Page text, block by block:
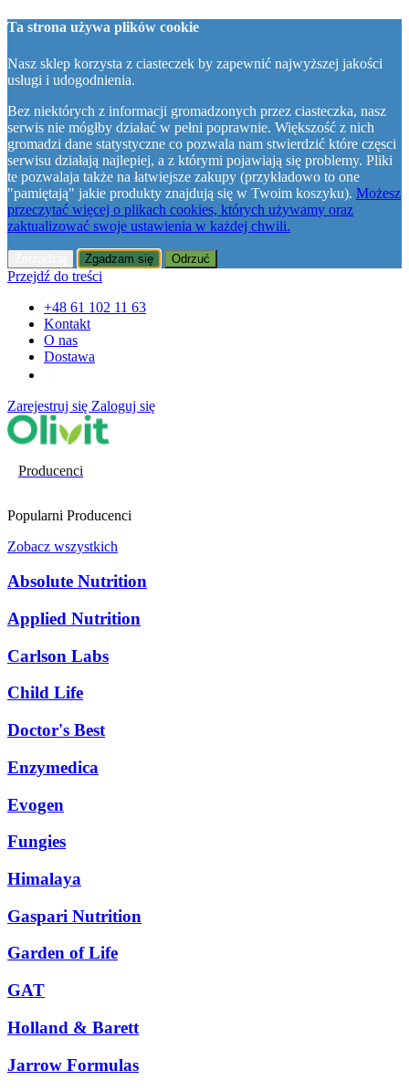
Ta strona używa plików cookie
Nasz sklep korzysta z ciasteczek by zapewnić najwyższej jakości
usługi i udogodnienia.
Bez niektórych z informacji gromadzonych przez ciasteczka, nasz
serwis nie mógłby działać w pełni poprawnie. Większość z nich
gromadzi dane statystyczne co pozwala nam stwierdzić które częsci
serwisu działają najlepiej, a z którymi pojawiają się problemy. Pliki
te pozwalaja także na łatwiejsze zakupy (przykładowo to one
"pamiętają" jakie produkty znajdują się w Twoim koszyku). Możesz
przeczytać więcej o plikach cookies, których używamy oraz
zaktualizować swoje ustawienia w każdej chwili.
Zgadzam się Odrzuć
Przejdź do treści
+48 61 102 11 63
Kontakt
O nas
Dostawa
Zarejestruj się Zaloguj się
Producenci
Popularni Producenci
Zobacz wszystkich
Absolute Nutrition
Applied Nutrition
Carlson Labs
Child Life
Doctor's Best
Enzymedica
Evogen
Fungies
Himalaya
Gaspari Nutrition
Garden of Life
GAT
Holland & Barett
Jarrow Formulas